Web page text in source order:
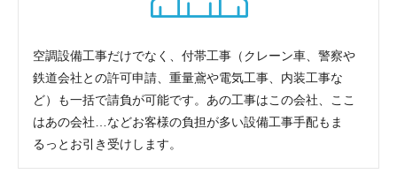
空調設備工事だけでなく、付帯工事（クレーン車、警察や
鉄道会社との許可申請、重量鳶や電気工事、内装工事な
ど）も一括で請負が可能です。あの工事はこの会社、ここ
はあの会社…などお客様の負担が多い設備工事手配もま
るっとお引き受けします。